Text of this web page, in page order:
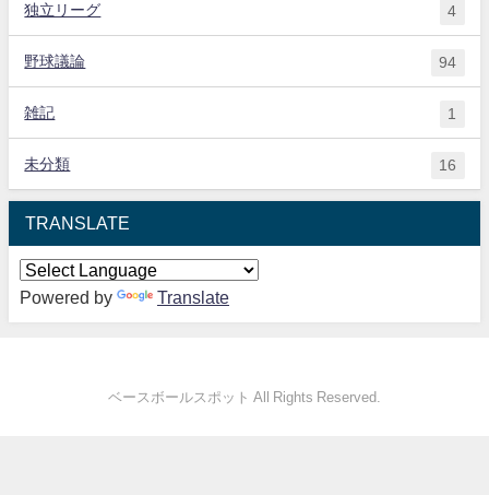
独立リーグ 4
野球議論 94
雑記 1
未分類 16
TRANSLATE
Powered by Translate
ベースボールスポット All Rights Reserved.